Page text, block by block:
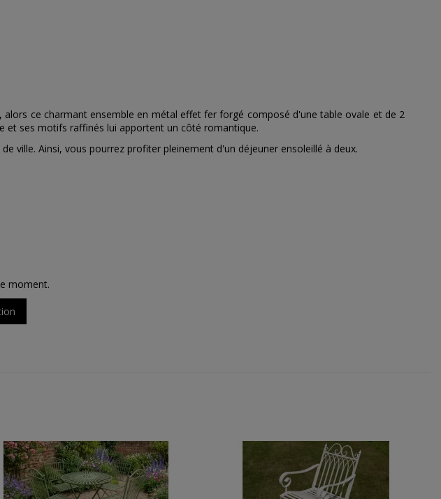
ce charmant ensemble en métal effet fer forgé composé d'une table ovale et de 2
et ses motifs raffinés lui apportent un côté romantique.
ville. Ainsi, vous pourrez profiter pleinement d'un déjeuner ensoleillé à deux.
moment.